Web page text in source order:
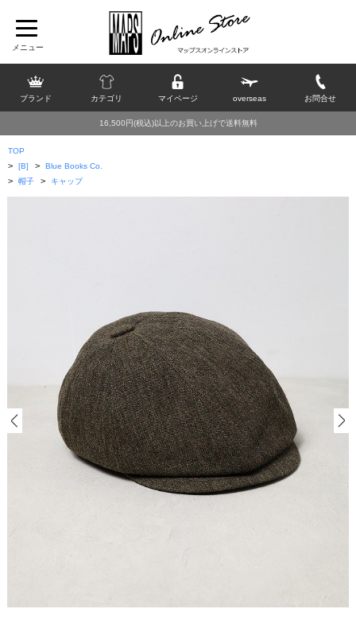
ブランド カテゴリ マイページ overseas お問合せ
16,500円(税込)以上のお買い上げで送料無料
TOP
> [B] > Blue Books Co.
> 帽子 > キャップ